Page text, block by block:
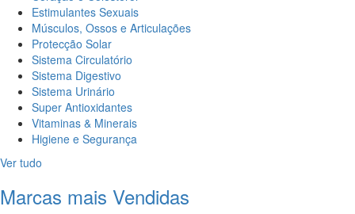
Estimulantes Sexuais
Músculos, Ossos e Articulações
Protecção Solar
Sistema Circulatório
Sistema Digestivo
Sistema Urinário
Super Antioxidantes
Vitaminas & Minerais
Higiene e Segurança
Ver tudo
Marcas mais Vendidas